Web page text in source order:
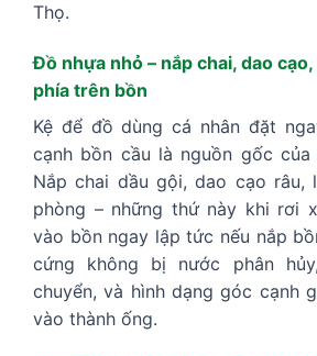
Thọ.
Đồ nhựa nhỏ – nắp chai, dao
phía trên bồn
Kệ để đồ dùng cá nhân đặt
cạnh bồn cầu là nguồn gốc
Nắp chai dầu gội, dao cạo râu,
phòng – những thứ này khi rơi
vào bồn ngay lập tức nếu nắp
cứng không bị nước phân
chuyển, và hình dạng góc cạnh
vào thành ống.